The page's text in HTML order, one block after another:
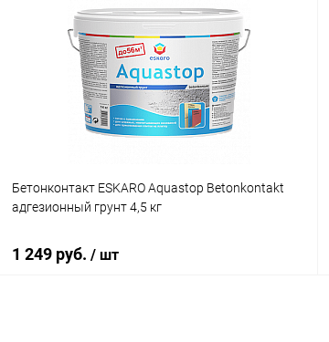
В корзину
Купить в 1 клик Сравнение
В избранное В наличии
Бетонконтакт ESKARO Aquastop Betonkontakt
адгезионный грунт 4,5 кг
1 249 руб. / шт